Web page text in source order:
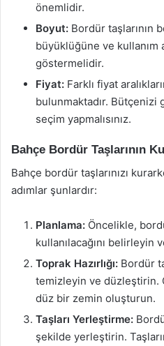
önemlidir.
Boyut: Bordür taşlarının
büyüklüğüne ve kullanım
göstermelidir.
Fiyat: Farklı fiyat
bulunmaktadır.
seçim yapmalısınız.
Bahçe Bordür Taşlarının
Bahçe bordür taşlarınızı
adımlar şunlardır:
Planlama: Öncelikle,
kullanılacağını belirleyin
Toprak Hazırlığı: Bordür
temizleyin ve düzleştirin.
düz bir zemin oluşturun.
Taşları Yerleştirme:
şekilde yerleştirin.